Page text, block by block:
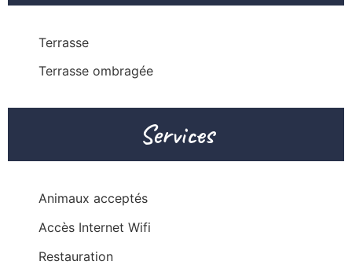
Terrasse
Terrasse ombragée
Services
Animaux acceptés
Accès Internet Wifi
Restauration